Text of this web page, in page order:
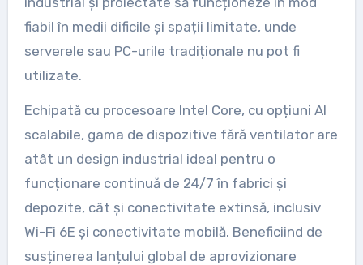
fiabil în medii dificile și spații limitate, unde
serverele sau PC-urile tradiționale nu pot fi
utilizate.
Echipată cu procesoare Intel Core, cu opțiuni AI
scalabile, gama de dispozitive fără ventilator are
atât un design industrial ideal pentru o
funcționare continuă de 24/7 în fabrici și
depozite, cât și conectivitate extinsă, inclusiv
Wi-Fi 6E și conectivitate mobilă. Beneficiind de
susținerea lanțului global de aprovizionare